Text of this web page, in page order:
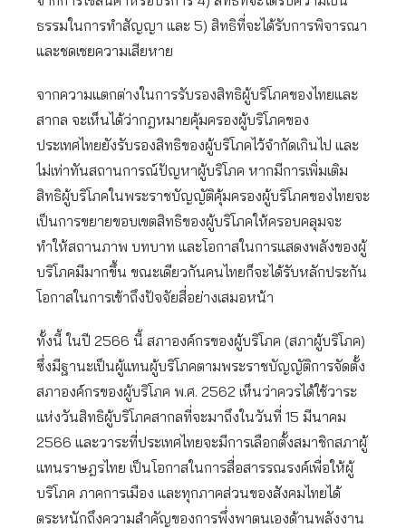
ธรรมในการทำสัญญา และ 5) สิทธิที่จะได้รับการพิจารณา
และชดเชยความเสียหาย
จากความแตกต่างในการรับรองสิทธิผู้บริโภคของไทยและ
สากล จะเห็นได้ว่ากฎหมายคุ้มครองผู้บริโภคของ
ประเทศไทยยังรับรองสิทธิของผู้บริโภคไว้จำกัดเกินไป และ
ไม่เท่าทันสถานการณ์ปัญหาผู้บริโภค หากมีการเพิ่มเติม
สิทธิผู้บริโภคในพระราชบัญญัติคุ้มครองผู้บริโภคของไทยจะ
เป็นการขยายขอบเขตสิทธิของผู้บริโภคให้ครอบคลุมจะ
ทำให้สถานภาพ บทบาท และโอกาสในการแสดงพลังของผู้
บริโภคมีมากขึ้น ขณะเดียวกันคนไทยก็จะได้รับหลักประกัน
โอกาสในการเข้าถึงปัจจัยสี่อย่างเสมอหน้า
ทั้งนี้ ในปี 2566 นี้ สภาองค์กรของผู้บริโภค (สภาผู้บริโภค)
ซึ่งมีฐานะเป็นผู้แทนผู้บริโภคตามพระราชบัญญัติการจัดตั้ง
สภาองค์กรของผู้บริโภค พ.ศ. 2562 เห็นว่าควรได้ใช้วาระ
แห่งวันสิทธิผู้บริโภคสากลที่จะมาถึงในวันที่ 15 มีนาคม
2566 และวาระที่ประเทศไทยจะมีการเลือกตั้งสมาชิกสภาผู้
แทนราษฎรไทย เป็นโอกาสในการสื่อสารรณรงค์เพื่อให้ผู้
บริโภค ภาคการเมือง และทุกภาคส่วนของสังคมไทยได้
ตระหนักถึงความสำคัญของการพึ่งพาตนเองด้านพลังงาน